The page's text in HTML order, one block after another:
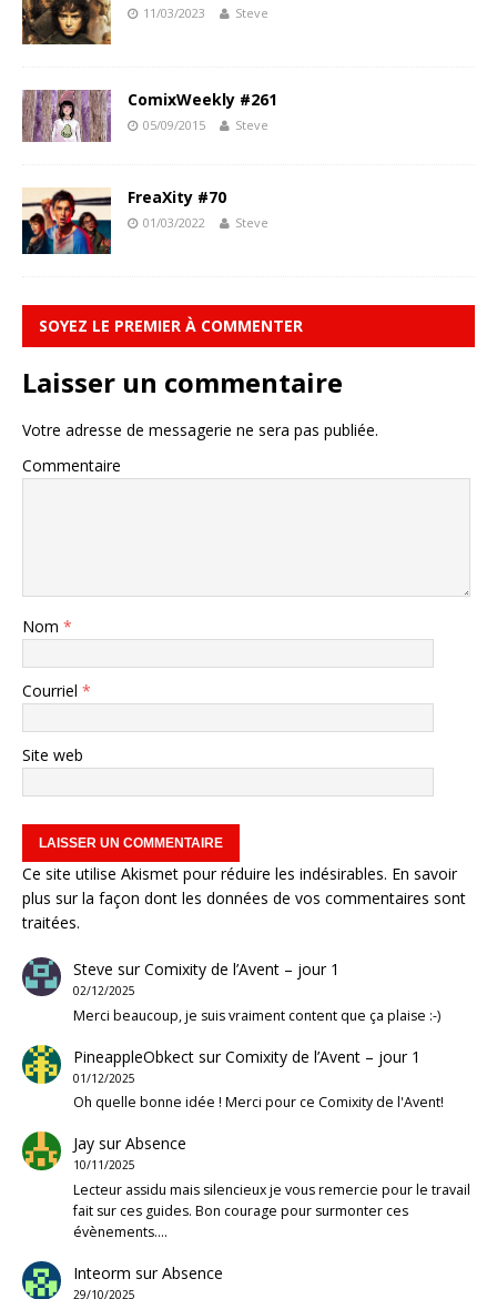
11/03/2023 Steve
ComixWeekly #261
05/09/2015 Steve
FreaXity #70
01/03/2022 Steve
SOYEZ LE PREMIER À COMMENTER
Laisser un commentaire
Votre adresse de messagerie ne sera pas publiée.
Commentaire
Nom *
Courriel *
Site web
Ce site utilise Akismet pour réduire les indésirables. En savoir
plus sur la façon dont les données de vos commentaires sont
traitées.
Steve surComixity de l’Avent – jour 1
02/12/2025
Merci beaucoup, je suis vraiment content que ça plaise :-)
PineappleObkectsurComixity de l’Avent – jour 1
01/12/2025
Oh quelle bonne idée ! Merci pour ce Comixity de l'Avent!
JaysurAbsence
10/11/2025
Lecteur assidu mais silencieux je vous remercie pour le travail
fait sur ces guides. Bon courage pour surmonter ces
évènements.…
Inteorm surAbsence
29/10/2025